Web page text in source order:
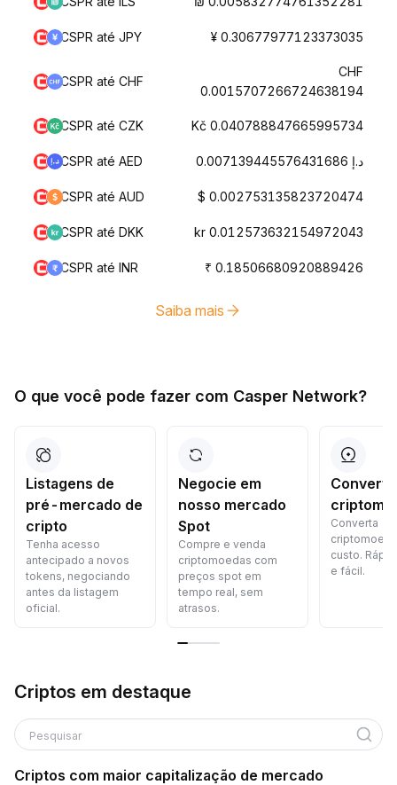
CSPR até JPY ¥ 0.30677977123373035
CSPR até CHF
CHF
0.0015707266724638194
CSPR até CZK Kč 0.040788847665995734
CSPR até AED د.إ 0.007139445576431686
CSPR até AUD $ 0.002753135823720474
CSPR até DKK kr 0.012573632154972043
CSPR até INR ₹ 0.18506680920889426
Saiba mais
O que você pode fazer com Casper Network?
Listagens de
pré-mercado de
cripto
Tenha acesso
antecipado a novos
tokens, negociando
antes da listagem
oficial.
Negocie em
nosso mercado
Spot
Compre e venda
criptomoedas com
preços spot em
tempo real, sem
atrasos.
Converta
custo.
e fácil.
Criptos em destaque
Pesquisar
Criptos com maior capitalização de mercado